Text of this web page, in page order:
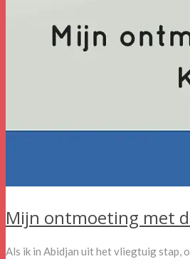
Mijn ontmoeting met
Als ik in Abidjan uit het vliegtuig stap,